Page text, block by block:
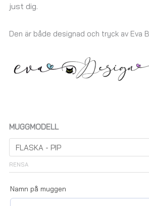
just dig.
Den är både designad och tryck av Eva
MUGGMODELL
RENSA
Namn på muggen